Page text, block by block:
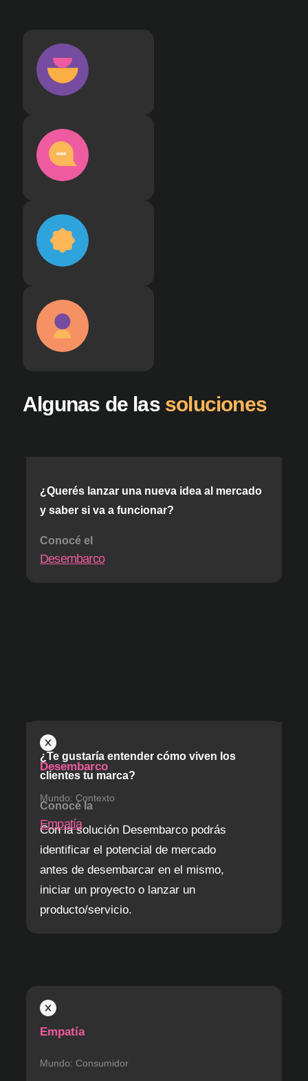
Algunas de las soluciones
¿Querés lanzar una nueva idea al mercado
y saber si va a funcionar?
Conocé el
Desembarco
Desembarco
Mundo: Contexto
Con la solución Desembarco podrás
identificar el potencial de mercado
antes de desembarcar en el mismo,
iniciar un proyecto o lanzar un
producto/servicio.
¿Te gustaría entender cómo viven los
clientes tu marca?
Conocé la
Empatía
Empatía
Mundo: Consumidor